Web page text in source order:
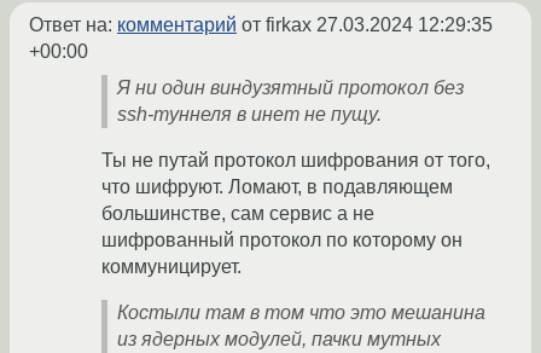
Ответ на: комментарий от firkax 27.03.2024 12:29:35
+00:00
Я ни один виндузятный протокол без
ssh-туннеля в инет не пущу.
Ты не путай протокол шифрования от того,
что шифруют. Ломают, в подавляющем
большинстве, сам сервис а не
шифрованный протокол по которому он
коммуницирует.
Костыли там в том что это мешанина
из ядерных модулей, пачки мутных